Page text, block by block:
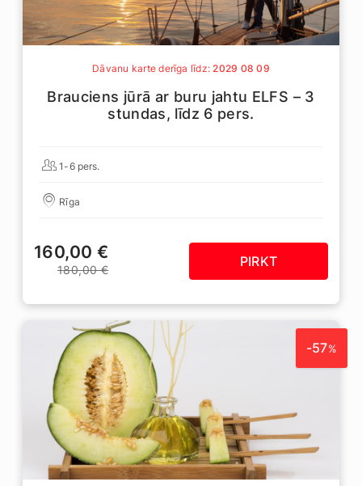
Dāvanu karte derīga līdz:2029 08 09
Brauciens jūrā ar buru jahtu ELFS – 3
stundas, līdz 6 pers.
1-6 pers.
Rīga
160,00 €
180,00 €
PIRKT
-57%